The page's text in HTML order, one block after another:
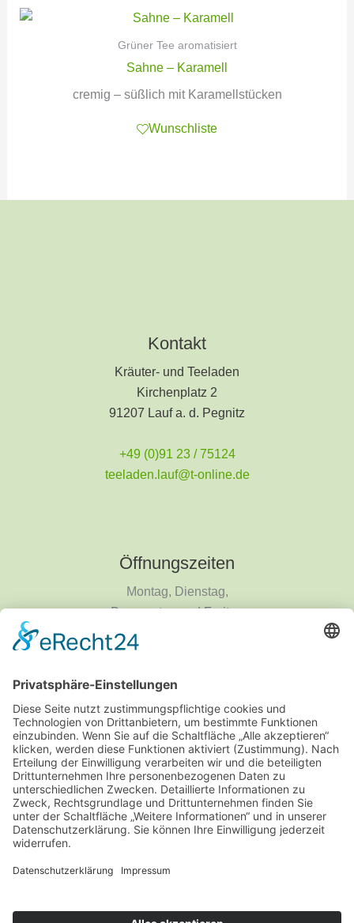
Grüner Tee aromatisiert
Sahne – Karamell
cremig – süßlich mit Karamellstücken
Wunschliste
Kontakt
Kräuter- und Teeladen
Kirchenplatz 2
91207 Lauf a. d. Pegnitz
+49 (0)91 23 / 75124
teeladen.lauf@t-online.de
Öffnungszeiten
Montag, Dienstag,
Donnerstag und Freitag
9 - 14 Uhr
Informationen
Über uns
Produktanfrage
Datenschutzerklärung